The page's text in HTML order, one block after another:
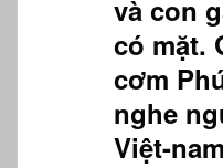
và con
có mặt.
cơm
nghe
Việt-